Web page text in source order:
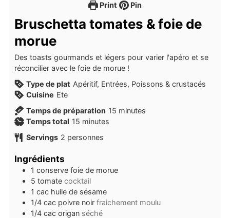
Print Pin
Bruschetta tomates & foie de
morue
Des toasts gourmands et légers pour varier l'apéro et se
réconcilier avec le foie de morue !
Type de plat Apéritif, Entrées, Poissons & crustacés
Cuisine Ete
Temps de préparation 15 minutes
minutes
Temps total 15 minutes
minutes
Servings 2 personnes
Ingrédients
1 conserve foie de morue
5 tomate cocktail
1 cac huile de sésame
1/4 cac poivre noir fraichement moulu
1/4 cac origan séché